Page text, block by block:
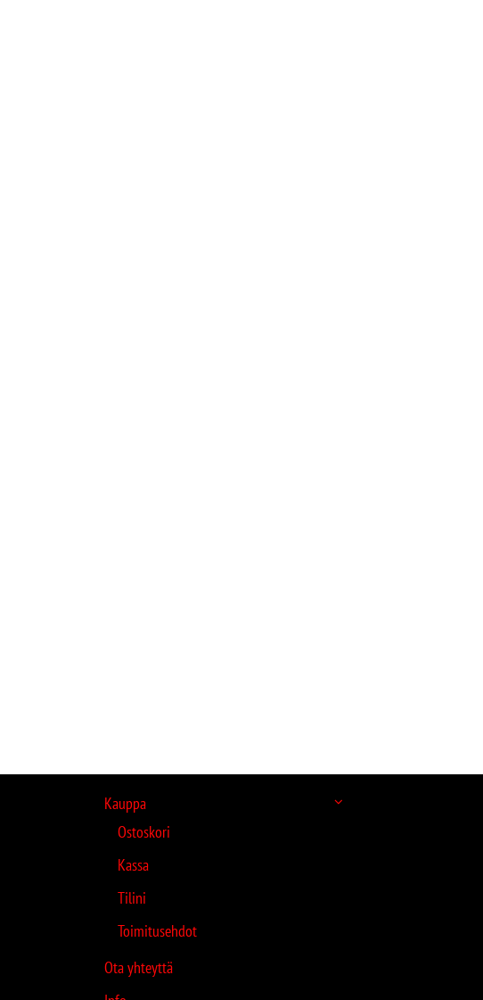
Kauppa
Ostoskori
Kassa
Tilini
Toimitusehdot
Ota yhteyttä